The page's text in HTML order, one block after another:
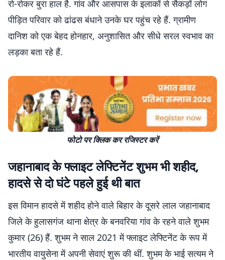
रो-रोकर बुरा हाल है. गांव और आसपास के इलाकों से सैकड़ों लोग
पीड़ित परिवार को ढांढस बंधाने उनके घर पहुंच रहे हैं. ग्रामीण
दानिश को एक बेहद होनहार, अनुशासित और सीधे सरल स्वभाव का
लड़का बता रहे हैं.
फोटो पर क्लिक कर रजिस्टर करें
जहानाबाद के फ्लाइट लेफ्टिनेंट शुभम भी शहीद,
हादसे से दो घंटे पहले हुई थी बात
इस विमान हादसे में शहीद होने वाले बिहार के दूसरे लाल जहानाबाद
जिले के हुलासगंज थाना क्षेत्र के बनवरिया गांव के रहने वाले शुभम
कुमार (26) हैं. शुभम ने साल 2021 में फ्लाइट लेफ्टिनेंट के रूप में
भारतीय वायुसेना में अपनी सेवाएं शुरू की थीं. शुभम के भाई सत्यम ने